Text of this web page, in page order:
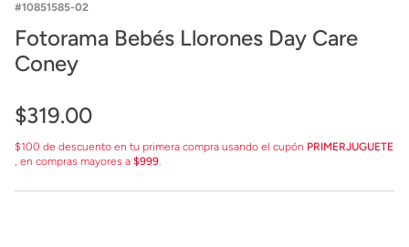
10851585-02
Fotorama Bebés Llorones Day Care
Coney
$319.00
$100 de descuento en tu primera compra usando el cupón PRIMERJUGUETE
, en compras mayores a $999.